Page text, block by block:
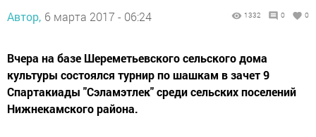
Автор, 6 марта 2017 - 06:24 1332 0 0
Вчера на базе Шереметьевского сельского дома
культуры состоялся турнир по шашкам в зачет 9
Спартакиады "Сэламэтлек" среди сельских поселений
Нижнекамского района.